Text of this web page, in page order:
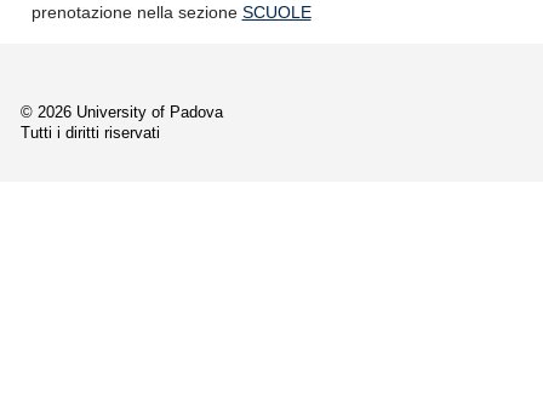
prenotazione nella sezione SCUOLE
© 2026 University of Padova
Tutti i diritti riservati